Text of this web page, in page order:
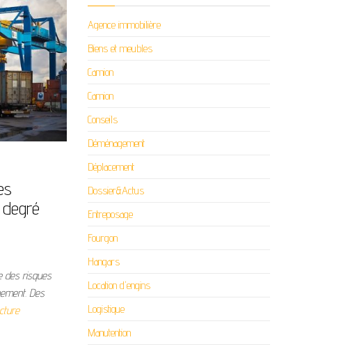
des risques
Des
Agence immobilière
Biens et meubles
Camion
Camion
Conseils
Déménagement
Déplacement
Dossier&Actus
Entreposage
Fourgon
Hangars
Location d'engins
Logistique
Manutention